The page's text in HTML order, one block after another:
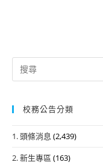
Search
for:
校務公告分類
1. 頭條消息 (2,439)
2. 新生專區 (163)